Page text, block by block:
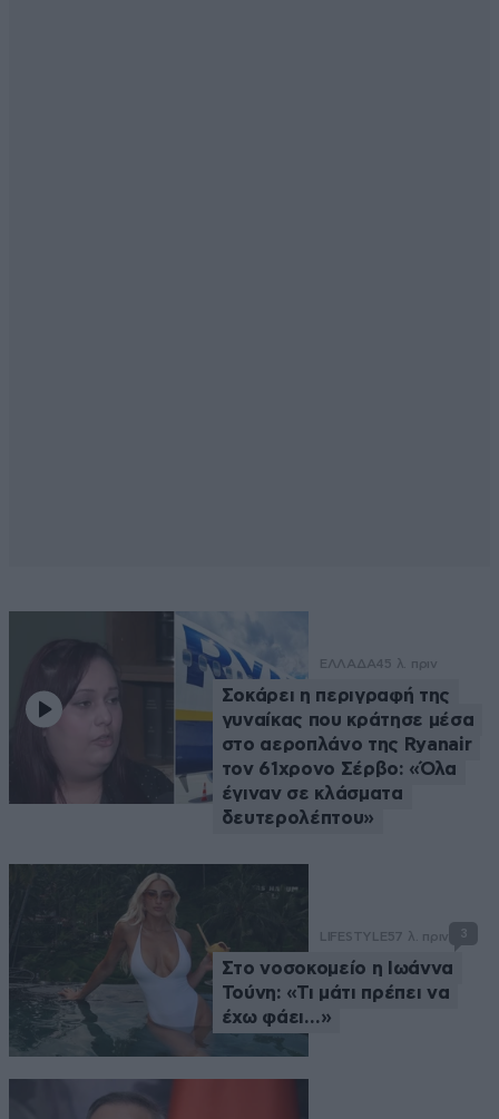
ΕΛΛΑΔΑ45 λ. πριν
Σοκάρει η περιγραφή της
γυναίκας που κράτησε μέσα
στο αεροπλάνο της Ryanair
τον 61χρονο Σέρβο: «Όλα
έγιναν σε κλάσματα
δευτερολέπτου»
LIFESTYLE57 λ. πριν 3
Στο νοσοκομείο η Ιωάννα
Τούνη: «Τι μάτι πρέπει να
έχω φάει…»